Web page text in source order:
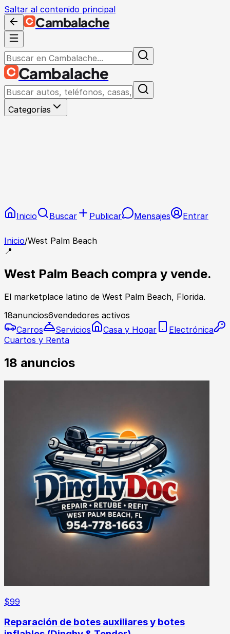
Saltar al contenido principal
Cambalache
Cambalache
Categorías
Inicio Buscar Publicar Mensajes Entrar
Inicio/West Palm Beach
📍
West Palm Beach compra y vende.
El marketplace latino de West Palm Beach, Florida.
18anuncios6vendedores activos
Carros
Servicios Casa y Hogar
Electrónica
Cuartos y Renta
18 anuncios
$99
Reparación de botes auxiliares y botes